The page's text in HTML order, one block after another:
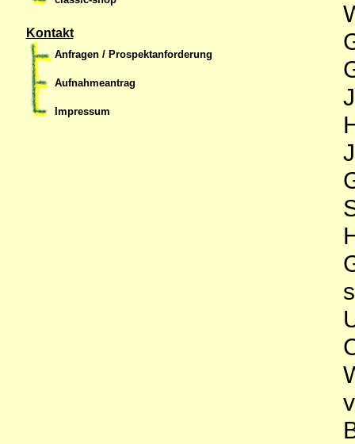
Kontakt
Anfragen / Prospektanforderung
Aufnahmeantrag
Impressum